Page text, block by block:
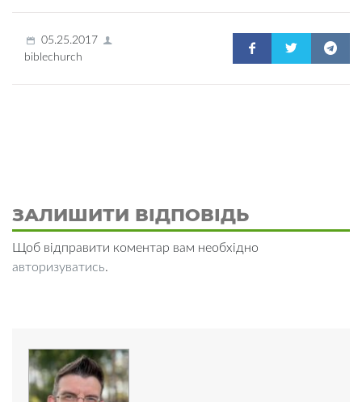
05.25.2017
biblechurch
ЗАЛИШИТИ ВІДПОВІДЬ
Щоб відправити коментар вам необхідно
авторизуватись.